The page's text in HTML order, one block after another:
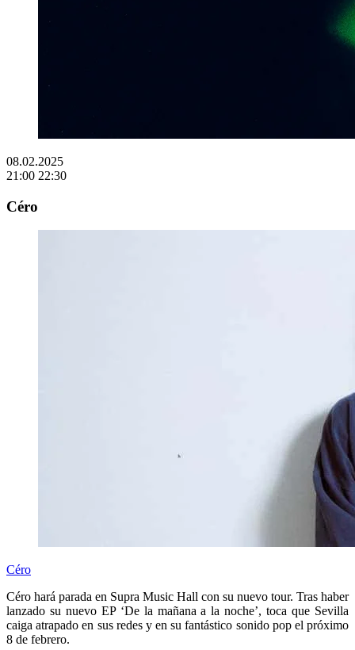
08.02.2025
21:00 22:30
Céro
Céro
Céro hará parada en Supra Music Hall con su nuevo tour. Tras haber
lanzado su nuevo EP ‘De la mañana a la noche’, toca que Sevilla
caiga atrapado en sus redes y en su fantástico sonido pop el próximo
8 de febrero.